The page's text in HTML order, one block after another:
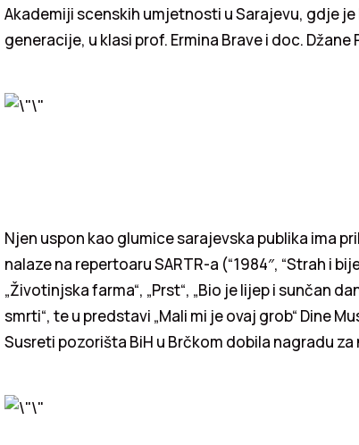
Akademiji scenskih umjetnosti u Sarajevu, gdje
generacije, u klasi prof. Ermina Brave i doc. Džane
Njen uspon kao glumice sarajevska publika ima
nalaze na repertoaru SARTR-a (“1984″, “Strah i
„Životinjska farma“, „Prst“, „Bio je lijep i sunčan
smrti“, te u predstavi „Mali mi je ovaj grob“ Dine
Susreti pozorišta BiH u Brčkom dobila nagradu